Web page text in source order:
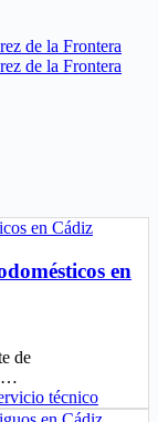
de la Frontera
de la Frontera
en
de
técnico